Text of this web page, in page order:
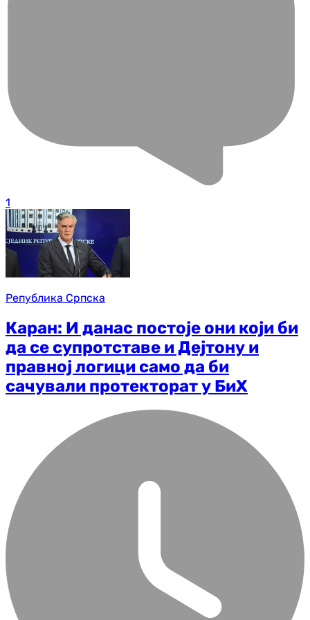
1
Република Српска
Каран: И данас постоје они који би
да се супротставе и Дејтону и
правној логици само да би
сачували протекторат у БиХ